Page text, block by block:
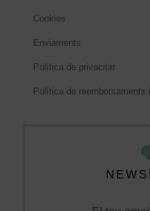
Cookies
Enviaments
Política de privacitat
Política de reemborsaments